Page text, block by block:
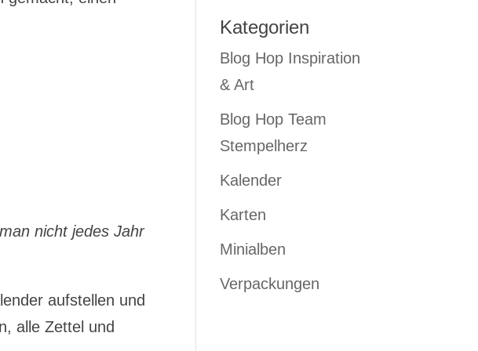
nicht jedes Jahr
aufstellen und
alle Zettel und
Kategorien
Blog Hop Inspiration
& Art
Blog Hop Team
Stempelherz
Kalender
Karten
Minialben
Verpackungen